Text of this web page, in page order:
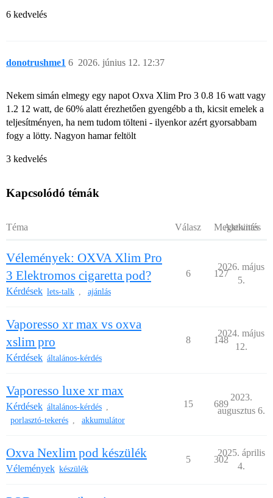
6 kedvelés
donotrushme1 2026. június 12. 12:37
6
Nekem simán elmegy egy napot Oxva Xlim Pro 3 0.8 16 watt vagy
1.2 12 watt, de 60% alatt érezhetően gyengébb a th, kicsit emelek a
teljesítményen, ha nem tudom tölteni - ilyenkor azért gyorsabbam
fogy a lötty. Nagyon hamar feltölt
3 kedvelés
Kapcsolódó témák
Téma Válasz Megtekintés
Aktivitás
Vélemények: OXVA Xlim Pro
3 Elektromos cigaretta pod?
Kérdések lets-talk , ajánlás
6 127
2026. május
5.
Vaporesso xr max vs oxva
xslim pro
Kérdések általános-kérdés
8 148
2024. május
12.
Vaporesso luxe xr max
Kérdések általános-kérdés ,
porlasztó-tekerés , akkumulátor
15 689
2023.
augusztus 6.
Oxva Nexlim pod készülék
Vélemények készülék
5 302
2025. április
4.